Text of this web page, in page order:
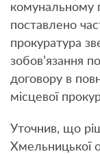
комунальному
поставлено
прокуратура
зобов’язання
договору в
місцевої
Уточнив, що
Хмельницької